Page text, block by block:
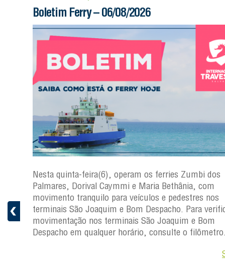
Boletim Ferry – 06/08/2026
Nesta quinta-feira(6), operam os ferries Zumbi dos
Palmares, Dorival Caymmi e Maria Bethânia, com
movimento tranquilo para veículos e pedestres nos
terminais São Joaquim e Bom Despacho. Para
movimentação nos terminais São Joaquim e Bom
Despacho em qualquer horário, consulte o